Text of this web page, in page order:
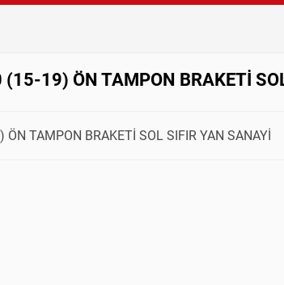
19) ÖN TAMPON BRAKETİ
TAMPON BRAKETİ SOL SIFIR YAN SANAYİ